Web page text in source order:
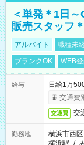
＜単発＊1日
販売スタッフ＊
アルバイト 職種未
ブランクOK
WEB
給与
日給1万
交通費
交通費 交
勤務地
横浜市西区
横浜駅 /